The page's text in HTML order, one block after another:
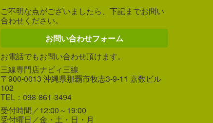
ご不明な点がございましたら、下記までお問い
合わせください。
お問い合わせフォーム
お電話でもお問い合わせ頂けます。
三線専門店ナビィ三線
〒900-0013 沖縄県那覇市牧志3-9-11 嘉数ビル
102
TEL：098-861-3494
受付時間／12:00～19:00
受付曜日／金・土・日・月